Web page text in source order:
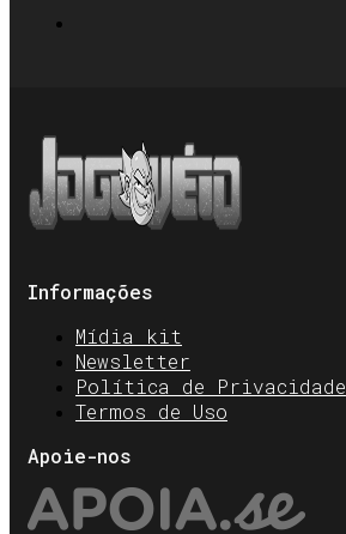
Informações
Mídia kit
Newsletter
Política de Privacidade
Termos de Uso
Apoie-nos